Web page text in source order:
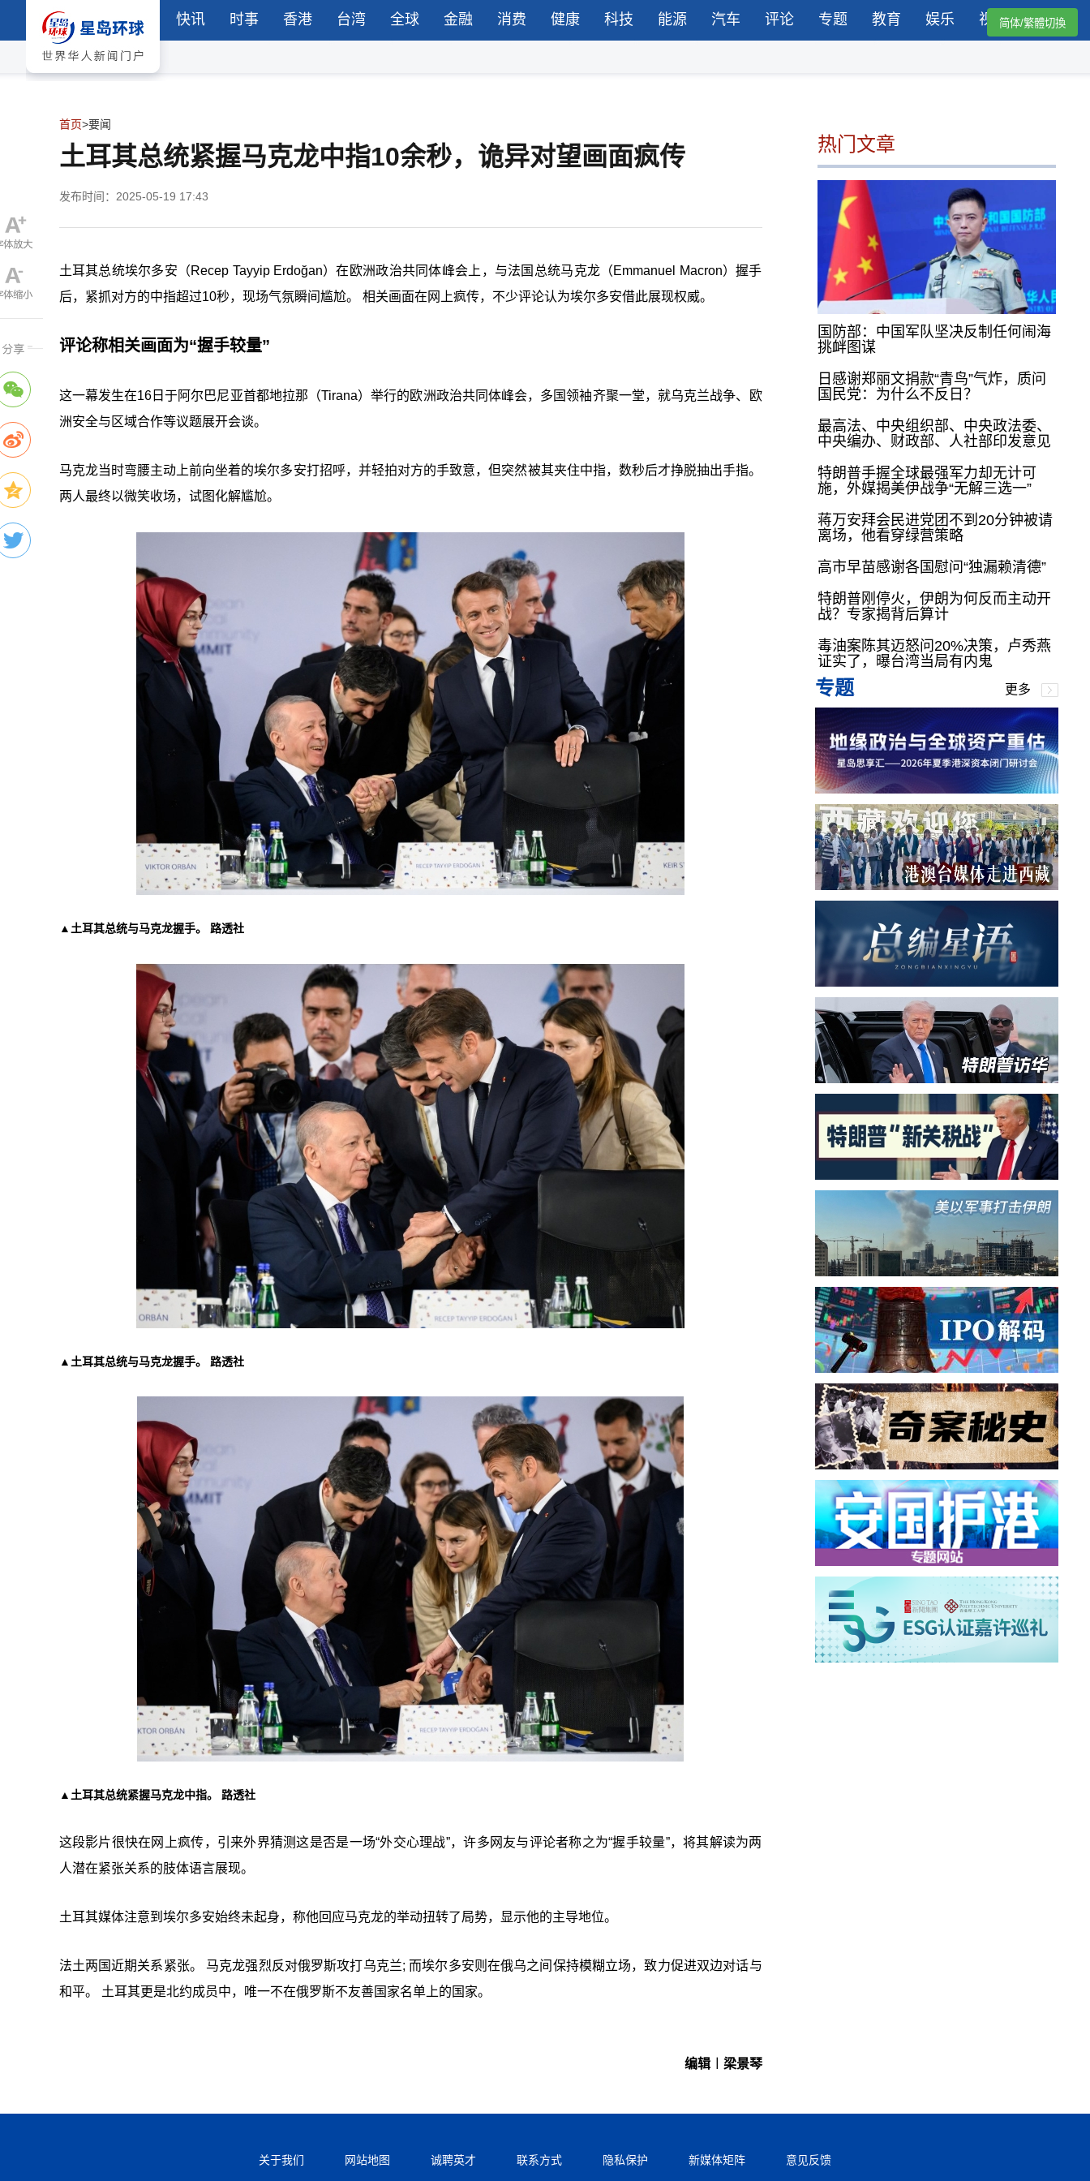
快讯 时事 香港 台湾 全球 金融 消费 健康 科技 能源 汽车 评论 专题 教育 娱乐 视频简体/繁體切換
首页>要闻
土耳其总统紧握马克龙中指10余秒，诡异对望画面疯传
发布时间：2025-05-19 17:43
土耳其总统埃尔多安（Recep Tayyip Erdoğan）在欧洲政治共同体峰会上，与法国总统马克龙（Emmanuel Macron）握手
后，紧抓对方的中指超过10秒，现场气氛瞬间尴尬。 相关画面在网上疯传，不少评论认为埃尔多安借此展现权威。
评论称相关画面为“握手较量”
这一幕发生在16日于阿尔巴尼亚首都地拉那（Tirana）举行的欧洲政治共同体峰会，多国领袖齐聚一堂，就乌克兰战争、欧
洲安全与区域合作等议题展开会谈。
马克龙当时弯腰主动上前向坐着的埃尔多安打招呼，并轻拍对方的手致意，但突然被其夹住中指，数秒后才挣脱抽出手指。
两人最终以微笑收场，试图化解尴尬。
▲土耳其总统与马克龙握手。 路透社
▲土耳其总统与马克龙握手。 路透社
▲土耳其总统紧握马克龙中指。 路透社
这段影片很快在网上疯传，引来外界猜测这是否是一场“外交心理战”，许多网友与评论者称之为“握手较量”，将其解读为两
人潜在紧张关系的肢体语言展现。
土耳其媒体注意到埃尔多安始终未起身，称他回应马克龙的举动扭转了局势，显示他的主导地位。
法土两国近期关系紧张。 马克龙强烈反对俄罗斯攻打乌克兰; 而埃尔多安则在俄乌之间保持模糊立场，致力促进双边对话与
和平。 土耳其更是北约成员中，唯一不在俄罗斯不友善国家名单上的国家。
编辑︱梁景琴
热门文章
国防部：中国军队坚决反制任何闹海
挑衅图谋
日感谢郑丽文捐款“青鸟”气炸，质问
国民党：为什么不反日？
最高法、中央组织部、中央政法委、
中央编办、财政部、人社部印发意见
特朗普手握全球最强军力却无计可
施，外媒揭美伊战争“无解三选一”
蒋万安拜会民进党团不到20分钟被请
离场，他看穿绿营策略
高市早苗感谢各国慰问“独漏赖清德”
特朗普刚停火，伊朗为何反而主动开
战？专家揭背后算计
毒油案陈其迈怒问20%决策，卢秀燕
证实了，曝台湾当局有内鬼
专题 更多
关于我们 网站地图 诚聘英才 联系方式 隐私保护 新媒体矩阵 意见反馈